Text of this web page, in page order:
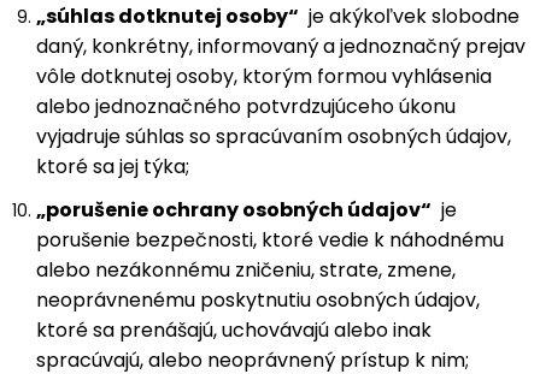
„súhlas dotknutej osoby“ je akýkoľvek slobodne
daný, konkrétny, informovaný a jednoznačný prejav
vôle dotknutej osoby, ktorým formou vyhlásenia
alebo jednoznačného potvrdzujúceho úkonu
vyjadruje súhlas so spracúvaním osobných údajov,
ktoré sa jej týka;
„porušenie ochrany osobných údajov“ je
porušenie bezpečnosti, ktoré vedie k náhodnému
alebo nezákonnému zničeniu, strate, zmene,
neoprávnenému poskytnutiu osobných údajov,
ktoré sa prenášajú, uchovávajú alebo inak
spracúvajú, alebo neoprávnený prístup k nim;